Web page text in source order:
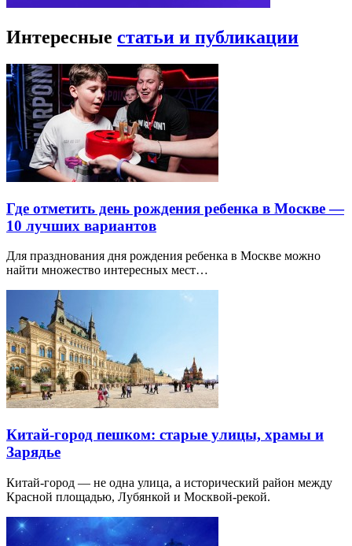
Интересные статьи и публикации
Где отметить день рождения ребенка в Москве —
10 лучших вариантов
Для празднования дня рождения ребенка в Москве можно
найти множество интересных мест…
Китай-город пешком: старые улицы, храмы и
Зарядье
Китай-город — не одна улица, а исторический район между
Красной площадью, Лубянкой и Москвой-рекой.